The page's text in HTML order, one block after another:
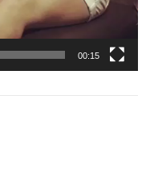
00:15